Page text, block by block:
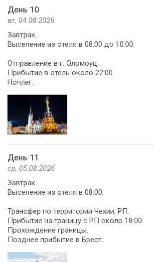
День 10
вт, 04.08.2026
Завтрак.
Выселение из отеля в 08:00 до 10:00.
Отправление в г. Оломоуц.
Прибытие в отель около 22:00.
Ночлег.
День 11
ср, 05.08.2026
Завтрак.
Выселение из отеля в 08:00.
Трансфер по территории Чехии, РП.
Прибытие на границу с РП около 18:00.
Прохождение границы.
Позднее прибытие в Брест.